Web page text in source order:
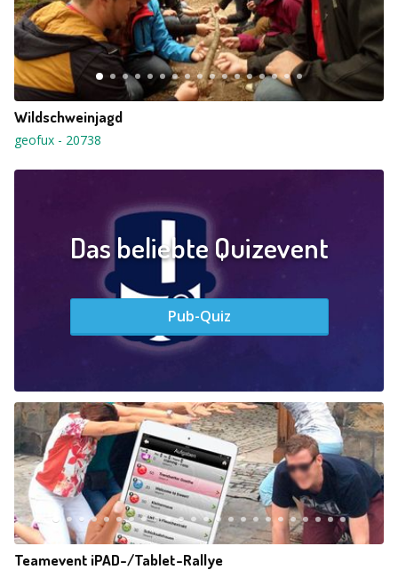
Wildschweinjagd
geofux - 20738
Das beliebte Quizevent
Pub-Quiz
Teamevent iPAD-/Tablet-Rallye